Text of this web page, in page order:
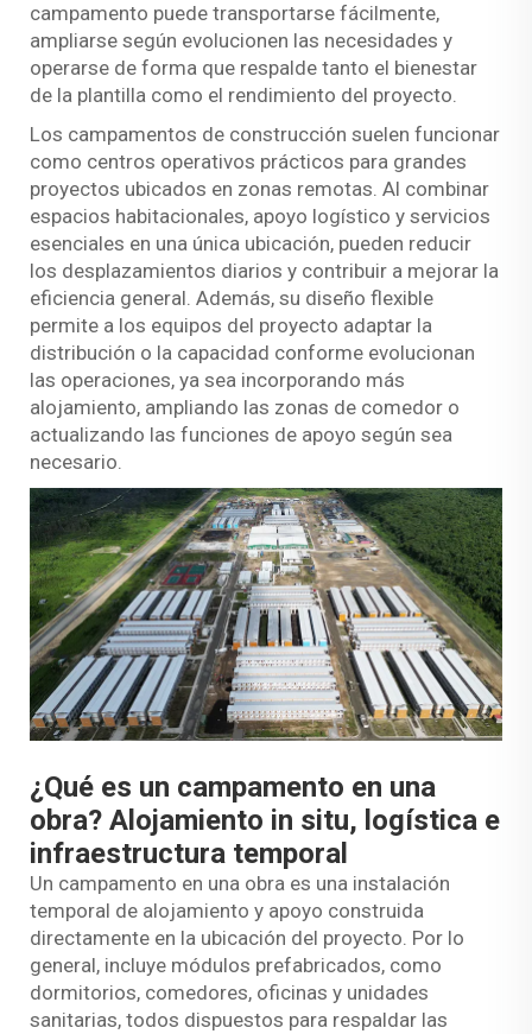
campamento puede transportarse fácilmente,
ampliarse según evolucionen las necesidades y
operarse de forma que respalde tanto el bienestar
de la plantilla como el rendimiento del proyecto.
Los campamentos de construcción suelen funcionar
como centros operativos prácticos para grandes
proyectos ubicados en zonas remotas. Al combinar
espacios habitacionales, apoyo logístico y servicios
esenciales en una única ubicación, pueden reducir
los desplazamientos diarios y contribuir a mejorar la
eficiencia general. Además, su diseño flexible
permite a los equipos del proyecto adaptar la
distribución o la capacidad conforme evolucionan
las operaciones, ya sea incorporando más
alojamiento, ampliando las zonas de comedor o
actualizando las funciones de apoyo según sea
necesario.
¿Qué es un campamento en una
obra? Alojamiento in situ, logística e
infraestructura temporal
Un campamento en una obra es una instalación
temporal de alojamiento y apoyo construida
directamente en la ubicación del proyecto. Por lo
general, incluye módulos prefabricados, como
dormitorios, comedores, oficinas y unidades
sanitarias, todos dispuestos para respaldar las